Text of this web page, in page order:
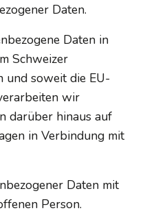
Daten.
Daten in
Schweizer
und soweit die EU-
wir
darüber hinaus auf
in Verbindung mit
Daten mit
Person.